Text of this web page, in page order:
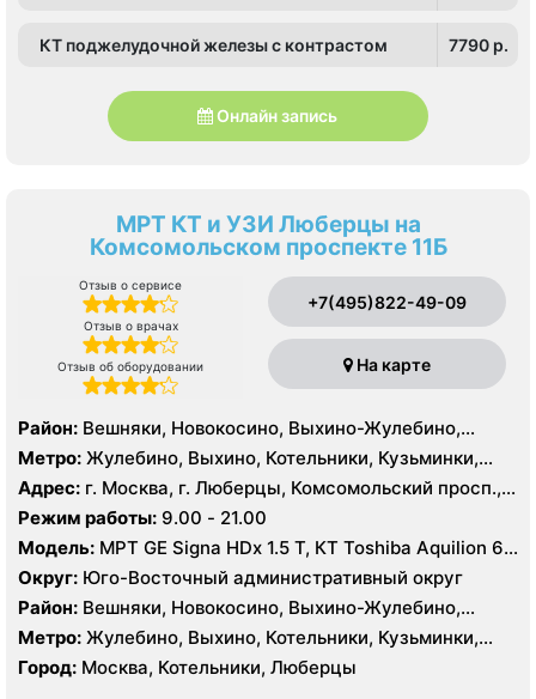
КТ поджелудочной железы с контрастом 7790 p.
Онлайн запись
МРТ КТ и УЗИ Люберцы на
Комсомольском проспекте 11Б
Отзыв о сервисе
Отзыв о врачах
Отзыв об оборудовании
+7(495)822-49-09
На карте
Район: Вешняки, Новокосино, Выхино-Жулебино,
Кузьминки
Метро: Жулебино, Выхино, Котельники, Кузьминки,
Лермонтовский проспект, Новокосино, Рязанский
проспект, Косино, Лухмановская, Окская, Улица
Дмитриевского, Юго-Восточная, Некрасовка
Адрес: г. Москва, г. Люберцы, Комсомольский просп.,
11Б
Режим работы: 9.00 - 21.00
Модель: МРТ GE Signa HDx 1.5 T, КТ Toshiba Aquilion 64
среза, УЗИ GE Logiq 7
Округ: Юго-Восточный административный округ
Район: Вешняки, Новокосино, Выхино-Жулебино,
Кузьминки
Метро: Жулебино, Выхино, Котельники, Кузьминки,
Лермонтовский проспект, Новокосино, Рязанский
проспект, Косино, Лухмановская, Окская, Улица
Город: Москва, Котельники, Люберцы